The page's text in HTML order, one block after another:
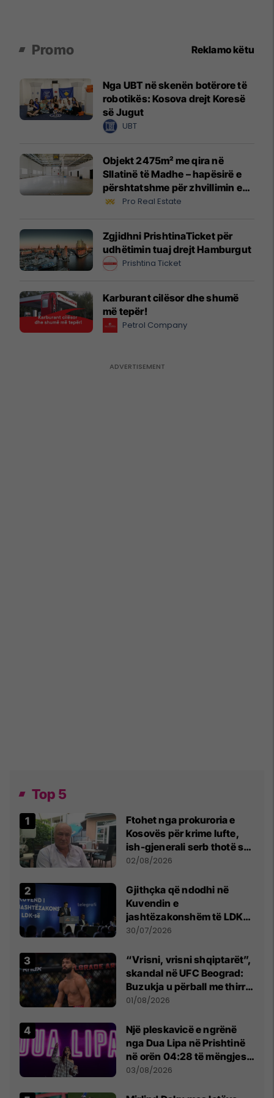
Promo Reklamo këtu
Nga UBT në skenën botërore të
robotikës: Kosova drejt Koresë
së Jugut
UBT
Objekt 2475m² me qira në
Sllatinë të Madhe – hapësirë e
përshtatshme për zhvillimin e
biznesit #16068
Pro Real Estate
Zgjidhni PrishtinaTicket për
udhëtimin tuaj drejt Hamburgut
Prishtina Ticket
Karburant cilësor dhe shumë
më tepër!
Petrol Company
Top 5
Ftohet nga prokuroria e
Kosovës për krime lufte,
ish-gjenerali serb thotë se
dikush e tradhtoi në
02/08/2026
Gjithçka që ndodhi në
Kuvendin e
jashtëzakonshëm të LDK-
së
30/07/2026
“Vrisni, vrisni shqiptarët”,
skandal në UFC Beograd:
Buzukja u përball me thirrje
anti-shqiptare nga
01/08/2026
Një pleskavicë e ngrënë
nga Dua Lipa në Prishtinë
në orën 04:28 të mëngjesit
- dhe bota digjitale serbe
03/08/2026